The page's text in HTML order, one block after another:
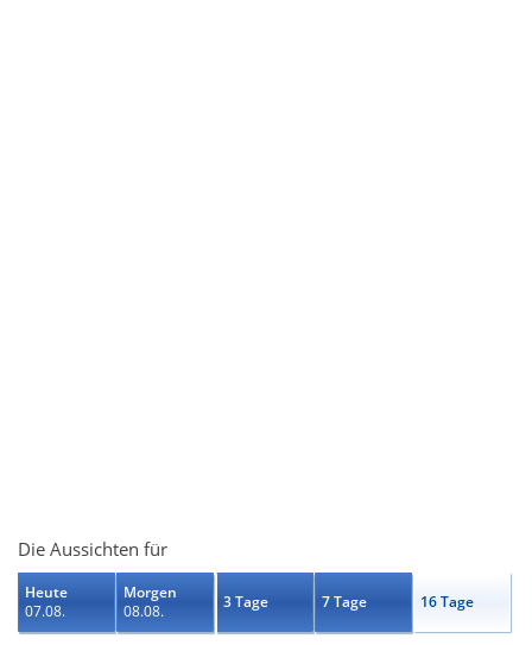
Die Aussichten für
Heute
07.08.
Morgen
08.08.
3 Tage 7 Tage 16 Tage